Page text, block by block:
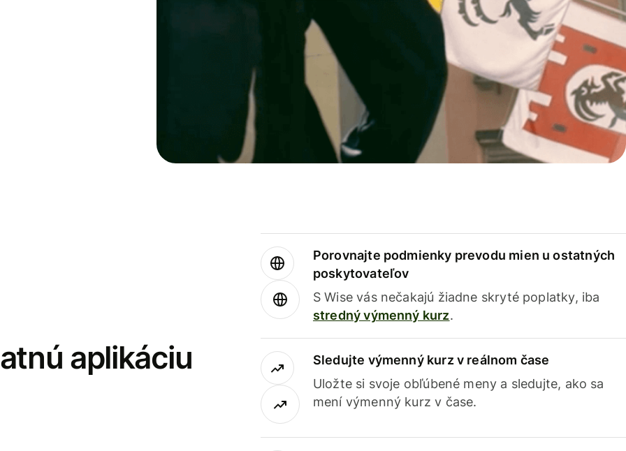
aplikáciu
Porovnajte podmienky prevodu mien u ostatných
poskytovateľov
S Wise vás nečakajú žiadne skryté poplatky, iba
stredný výmenný kurz.
Sledujte výmenný kurz v reálnom čase
Uložte si svoje obľúbené meny a sledujte, ako sa
mení výmenný kurz v čase.